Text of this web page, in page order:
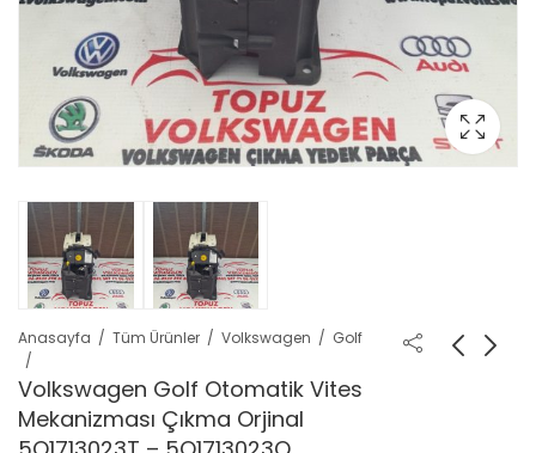
Anasayfa Tüm Ürünler Volkswagen Golf
Volkswagen Golf Otomatik Vites
Mekanizması Çıkma Orjinal